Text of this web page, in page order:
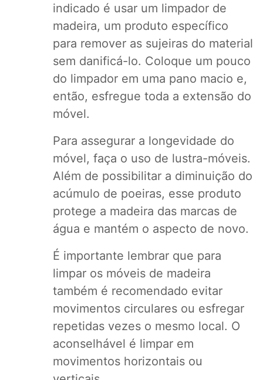
indicado é usar um limpador de
madeira, um produto específico
para remover as sujeiras do material
sem danificá-lo. Coloque um pouco
do limpador em uma pano macio e,
então, esfregue toda a extensão do
móvel.
Para assegurar a longevidade do
móvel, faça o uso de lustra-móveis.
Além de possibilitar a diminuição do
acúmulo de poeiras, esse produto
protege a madeira das marcas de
água e mantém o aspecto de novo.
É importante lembrar que para
limpar os móveis de madeira
também é recomendado evitar
movimentos circulares ou esfregar
repetidas vezes o mesmo local. O
aconselhável é limpar em
movimentos horizontais ou